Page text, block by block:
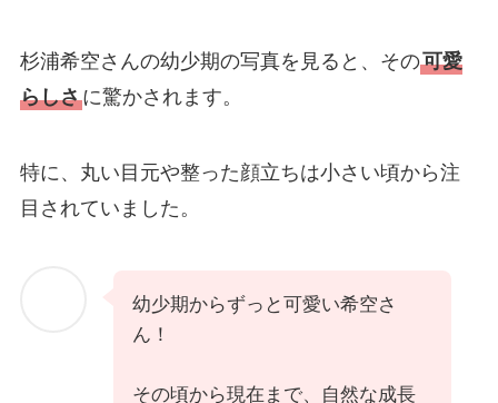
杉浦希空さんの幼少期の写真を見ると、その可愛
らしさに驚かされます。
特に、丸い目元や整った顔立ちは小さい頃から注
目されていました。
幼少期からずっと可愛い希空さ
ん！
その頃から現在まで、自然な成長